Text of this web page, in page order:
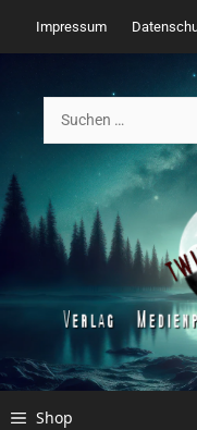
Inhalt
springen
Impressum
nach:
Shop